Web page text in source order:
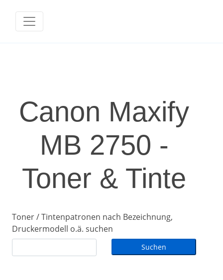
Canon Maxify
MB 2750 -
Toner & Tinte
Toner / Tintenpatronen nach Bezeichnung,
Druckermodell o.ä. suchen